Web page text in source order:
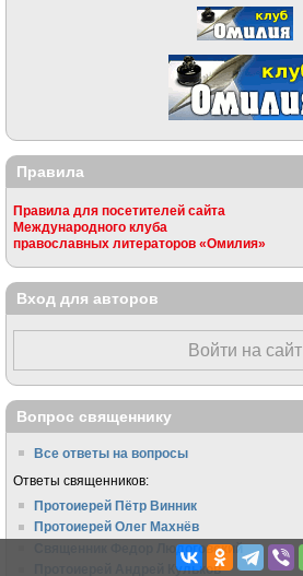
Правила
Правила для посетителей сайта
Международного клуба
православных литераторов «Омилия»
Вход для авторов
Войти на сайт
Вопрос священнику
Все ответы на вопросы
Ответы священников:
Протоиерей Пётр Винник
Протоиерей Олег Махнёв
Священник Федор Людоговский
Протоиерей Андрей Кульков